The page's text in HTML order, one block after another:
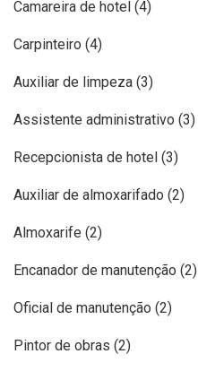
Camareira de hotel (4)
Carpinteiro (4)
Auxiliar de limpeza (3)
Assistente administrativo (3)
Recepcionista de hotel (3)
Auxiliar de almoxarifado (2)
Almoxarife (2)
Encanador de manutenção (2)
Oficial de manutenção (2)
Pintor de obras (2)